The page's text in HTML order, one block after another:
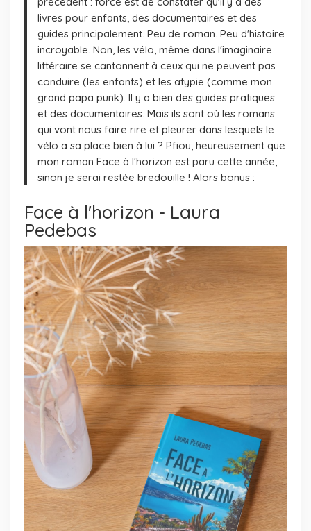
livres pour enfants, des documentaires et des
guides principalement. Peu de roman. Peu d'histoire
incroyable. Non, les vélo, même dans l'imaginaire
littéraire se cantonnent à ceux qui ne peuvent pas
conduire (les enfants) et les atypie (comme mon
grand papa punk). Il y a bien des guides pratiques
et des documentaires. Mais ils sont où les romans
qui vont nous faire rire et pleurer dans lesquels le
vélo a sa place bien à lui ? Pfiou, heureusement que
mon roman Face à l'horizon est paru cette année,
sinon je serai restée bredouille ! Alors bonus :
Face à l'horizon - Laura
Pedebas